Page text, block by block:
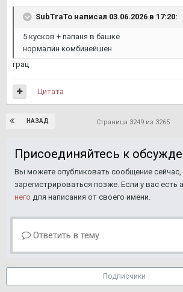
SubTraTo написал 03.06.2026 в 17:20:
5 кусков + папаня в башке
нормалин комбинейшен
грац
Цитата
НАЗАД Страница 3249 из 3265
Присоединяйтесь к
Вы можете опубликовать сообщение сейчас,
зарегистрироваться позже. Если у вас есть
него для написания от своего имени.
Ответить в тему...
Подписчики